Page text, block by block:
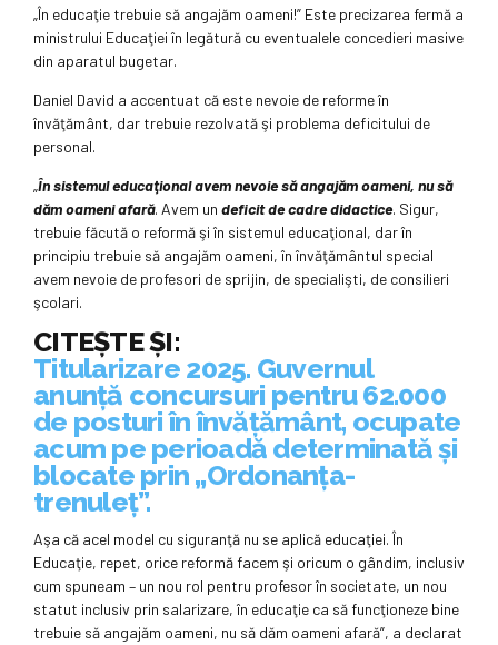
„În educaţie trebuie să angajăm oameni!” Este precizarea fermă a
ministrului Educaţiei în legătură cu eventualele concedieri masive
din aparatul bugetar.
Daniel David a accentuat că este nevoie de reforme în
învăţământ, dar trebuie rezolvată şi problema deficitului de
personal.
„În sistemul educaţional avem nevoie să angajăm oameni, nu să
dăm oameni afară. Avem un deficit de cadre didactice. Sigur,
trebuie făcută o reformă şi în sistemul educaţional, dar în
principiu trebuie să angajăm oameni, în învăţământul special
avem nevoie de profesori de sprijin, de specialişti, de consilieri
şcolari.
CITEȘTE ȘI:
Titularizare 2025. Guvernul
anunță concursuri pentru 62.000
de posturi în învățământ, ocupate
acum pe perioadă determinată și
blocate prin „Ordonanța-
trenuleț”.
Aşa că acel model cu siguranţă nu se aplică educaţiei. În
Educaţie, repet, orice reformă facem şi oricum o gândim, inclusiv
cum spuneam – un nou rol pentru profesor în societate, un nou
statut inclusiv prin salarizare, în educaţie ca să funcţioneze bine
trebuie să angajăm oameni, nu să dăm oameni afară”, a declarat